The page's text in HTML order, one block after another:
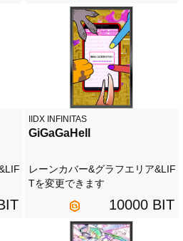
IIDX INFINITAS
GiGaGaHell
レーンカバー&グラフエリア&LIF
Tを変更できます
10000 BIT